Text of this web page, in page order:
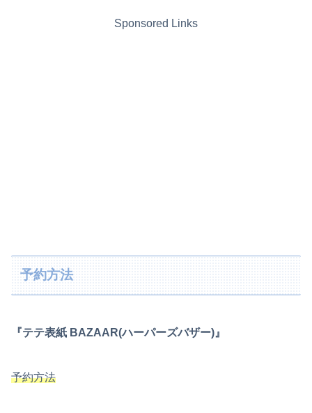
Sponsored Links
予約方法
『テテ表紙 BAZAAR(ハーパーズバザー)』
予約方法